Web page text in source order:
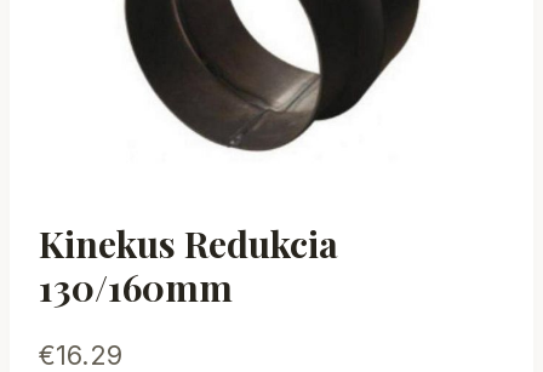
Kinekus Redukcia
130/160mm
€16.29